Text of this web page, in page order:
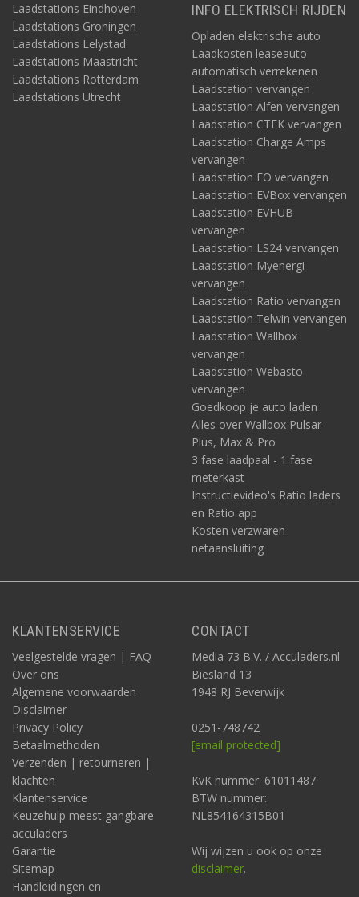
Laadstations Eindhoven
Laadstations Groningen
Laadstations Lelystad
Laadstations Maastricht
Laadstations Rotterdam
Laadstations Utrecht
INFO ELEKTRISCH RIJDEN
Opladen elektrische auto
Laadkosten leaseauto
automatisch verrekenen
Laadstation vervangen
Laadstation Alfen vervangen
Laadstation CTEK vervangen
Laadstation Charge Amps
vervangen
Laadstation EO vervangen
Laadstation EVBox vervangen
Laadstation EVHUB
vervangen
Laadstation LS24 vervangen
Laadstation Myenergi
vervangen
Laadstation Ratio vervangen
Laadstation Telwin vervangen
Laadstation Wallbox
vervangen
Laadstation Webasto
vervangen
Goedkoop je auto laden
Alles over Wallbox Pulsar
Plus, Max & Pro
3 fase laadpaal - 1 fase
meterkast
Instructievideo's Ratio laders
en Ratio app
Kosten verzwaren
netaansluiting
KLANTENSERVICE
Veelgestelde vragen | FAQ
Over ons
Algemene voorwaarden
Disclaimer
Privacy Policy
Betaalmethoden
Verzenden | retourneren |
klachten
Klantenservice
Keuzehulp meest gangbare
acculaders
Garantie
Sitemap
Handleidingen en
CONTACT
Media 73 B.V. / Acculaders.nl
Biesland 13
1948 RJ Beverwijk
0251-748742
[email protected]
KvK nummer: 61011487
BTW nummer:
NL854164315B01
Wij wijzen u ook op onze
disclaimer.